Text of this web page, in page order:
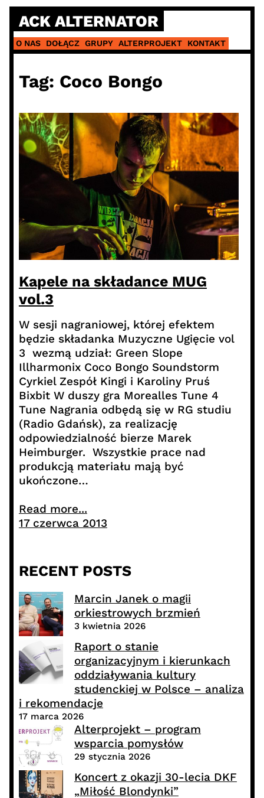
Skip
content
ACK ALTERNATOR
O NAS DOŁĄCZ GRUPY ALTERPROJEKT KONTAKT
Tag: Coco Bongo
Kapele na składance MUG
vol.3
W sesji nagraniowej, której efektem
będzie składanka Muzyczne Ugięcie vol
3 wezmą udział: Green Slope
Illharmonix Coco Bongo Soundstorm
Cyrkiel Zespół Kingi i Karoliny Pruś
Bixbit W duszy gra Morealles Tune 4
Tune Nagrania odbędą się w RG studiu
(Radio Gdańsk), za realizację
odpowiedzialność bierze Marek
Heimburger. Wszystkie prace nad
produkcją materiału mają być
ukończone…
Read more...
17 czerwca 2013
RECENT POSTS
Marcin Janek o magii
orkiestrowych brzmień
3 kwietnia 2026
Raport o stanie
organizacyjnym i kierunkach
oddziaływania kultury
studenckiej w Polsce – analiza
i rekomendacje
17 marca 2026
Alterprojekt – program
wsparcia pomysłów
29 stycznia 2026
Koncert z okazji 30-lecia DKF
„Miłość Blondynki”